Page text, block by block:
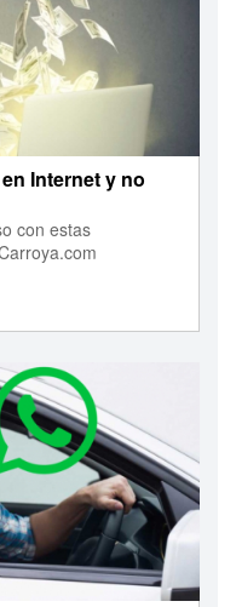
Internet y no
con estas